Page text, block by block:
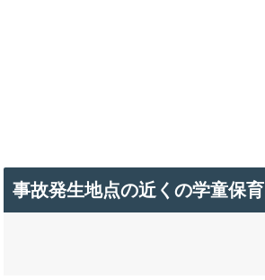
事故発生地点の近くの学童保育